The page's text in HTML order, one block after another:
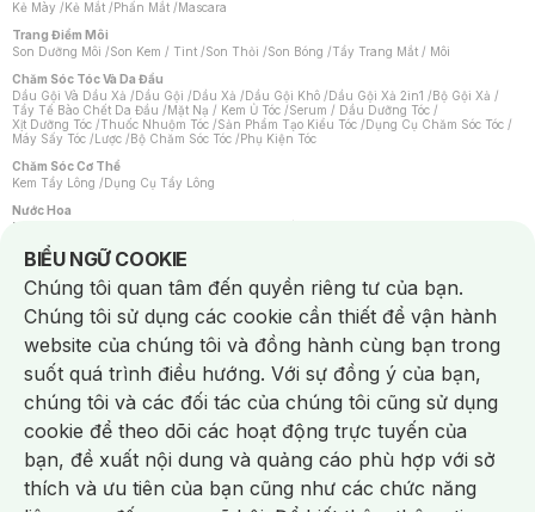
Kẻ Mày /Kẻ Mắt /Phấn Mắt /Mascara
Trang Điểm Môi
Son Dưỡng Môi /Son Kem / Tint /Son Thỏi /Son Bóng /Tẩy Trang Mắt / Môi
Chăm Sóc Tóc Và Da Đầu
Dầu Gội Và Dầu Xả /Dầu Gội /Dầu Xả /Dầu Gội Khô /Dầu Gội Xả 2in1 /Bộ Gội Xả /
Tẩy Tế Bào Chết Da Đầu /Mặt Nạ / Kem Ủ Tóc /Serum / Dầu Dưỡng Tóc /
Xịt Dưỡng Tóc /Thuốc Nhuộm Tóc /Sản Phẩm Tạo Kiểu Tóc /Dụng Cụ Chăm Sóc Tóc /
Máy Sấy Tóc /Lược /Bộ Chăm Sóc Tóc /Phụ Kiện Tóc
Chăm Sóc Cơ Thể
Kem Tẩy Lông /Dụng Cụ Tẩy Lông
Nước Hoa
Nước Hoa Nữ
Chăm Sóc Cá Nhân
Chống Muỗi /Khẩu Trang /Máy Massage/Mặt Nạ Xông Hơi /Nước Rửa Tay/
Sản Phẩm Chăm Sóc Khác /Bàn Chải Đánh Răng /Bàn Chải Điện/
Hỗ Trợ Trắng Răng/Kem Đánh Răng /Máy Tăm Nước/ Nước Súc Miệng/
Tăm / Chỉ Nha Khoa/ Xịt Thơm Miệng / Dung Dịch Vệ Sinh/Dưỡng Vùng Kín/
Khăn Ướt Vệ Sinh Vùng Kín/Băng Vệ Sinh/Tampon/Bọt Cạo Râu /Dao Cạo Râu/
Máy Cạo Râu
Vấn Đề Về Da
Da Dầu / Lỗ Chân Lông To/ Da Khô / Mất Nước/ Da Lão Hóa/ Da Mụn/
Da Nhạy Cảm / Kích Ứng
Da Xỉn Màu Thâm / Nám / Tàn Nhang
Quầng Thâm & Bọng Mắt /Sẹo /Viêm Da Cơ Địa
Dụng Cụ / Phụ Kiện Chăm Sóc Da
Bông Tẩy Trang
Khăn Lau Mặt Khô Dụng Cụ / Máy Rửa Mặt Máy Chăm Sóc Da
Dụng Cụ Chăm Sóc Khác
BIỂU NGỮ COOKIE
Notice about cookies usage
Chúng tôi quan tâm đến quyền riêng tư của bạn.
Chúng tôi sử dụng các cookie cần thiết để vận hành
website của chúng tôi và đồng hành cùng bạn trong
suốt quá trình điều hướng. Với sự đồng ý của bạn,
chúng tôi và các đối tác của chúng tôi cũng sử dụng
cookie để theo dõi các hoạt động trực tuyến của
bạn, đề xuất nội dung và quảng cáo phù hợp với sở
thích và ưu tiên của bạn cũng như các chức năng